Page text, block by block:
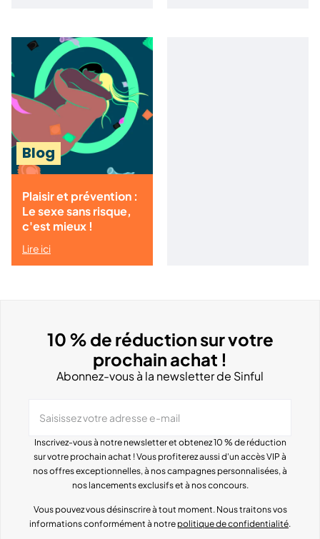
Blog
Plaisir et prévention :
Le sexe sans risque,
c'est mieux !
Lire ici
10 % de réduction sur votre
prochain achat !
Abonnez-vous à la newsletter de Sinful
Saisissez votre adresse e-mail
Inscrivez-vous à notre newsletter et obtenez 10 % de réduction
sur votre prochain achat ! Vous profiterez aussi d'un accès VIP à
nos offres exceptionnelles, à nos campagnes personnalisées, à
nos lancements exclusifs et à nos concours.
Vous pouvez vous désinscrire à tout moment. Nous traitons vos
informations conformément à notre politique de confidentialité.